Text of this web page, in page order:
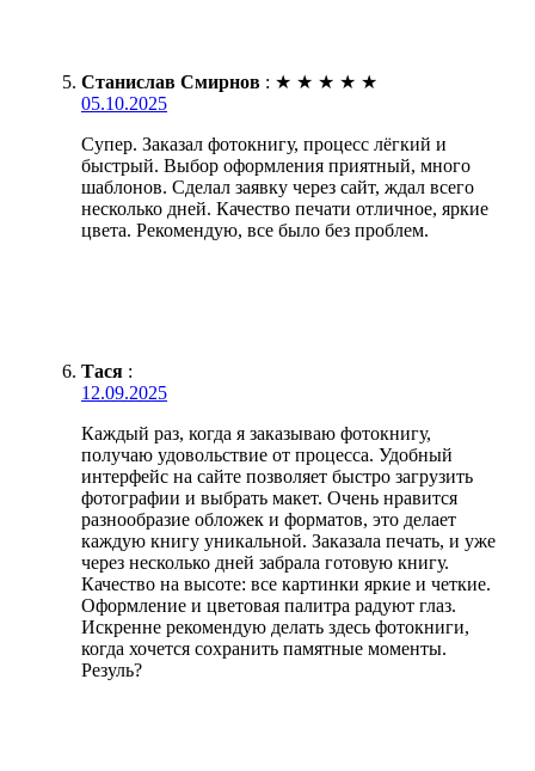
Станислав Смирнов : ★ ★ ★ ★ ★
05.10.2025
Супер. Заказал фотокнигу, процесс лёгкий и
быстрый. Выбор оформления приятный, много
шаблонов. Сделал заявку через сайт, ждал всего
несколько дней. Качество печати отличное, яркие
цвета. Рекомендую, все было без проблем.
Тася :
12.09.2025
Каждый раз, когда я заказываю фотокнигу,
получаю удовольствие от процесса. Удобный
интерфейс на сайте позволяет быстро загрузить
фотографии и выбрать макет. Очень нравится
разнообразие обложек и форматов, это делает
каждую книгу уникальной. Заказала печать, и уже
через несколько дней забрала готовую книгу.
Качество на высоте: все картинки яркие и четкие.
Оформление и цветовая палитра радуют глаз.
Искренне рекомендую делать здесь фотокниги,
когда хочется сохранить памятные моменты.
Резуль?